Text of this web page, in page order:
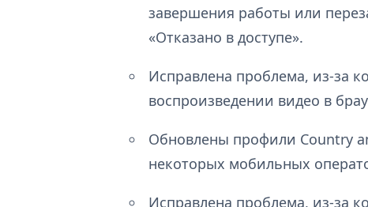
завершения работы или
«Отказано в доступе».
Исправлена проблема, из-за
воспроизведении видео в
Обновлены профили Country
некоторых мобильных
Исправлена проблема, из-за